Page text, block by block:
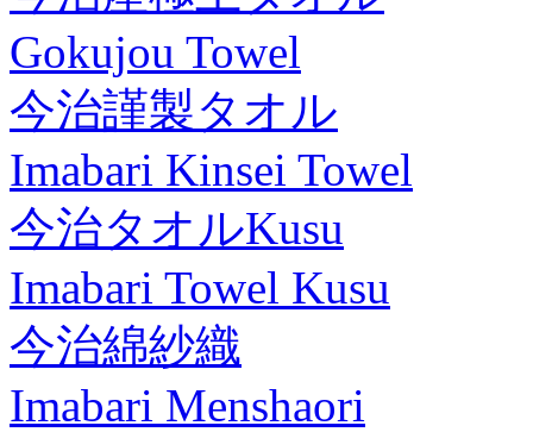
Gokujou Towel
今治謹製タオル
Imabari Kinsei Towel
今治タオルKusu
Imabari Towel Kusu
今治綿紗織
Imabari Menshaori